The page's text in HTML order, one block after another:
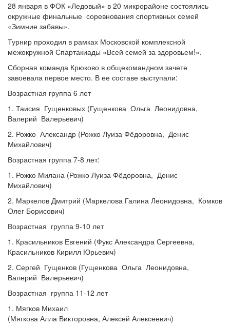
28 января в ФОК «Ледовый» в 20 микрорайоне состоялись
окружные финальные соревнования спортивных семей
«Зимние забавы».
Турнир проходил в рамках Московской комплексной
межокружной Спартакиады «Всей семей за здоровьем!».
Сборная команда Крюково в общекомандном зачете
завоевала первое место. В ее составе выступали:
Возрастная группа 6 лет
1. Таисия Гущенковых (Гущенкова Ольга Леонидовна,
Валерий Валерьевич)
2. Рожко Александр (Рожко Луиза Фёдоровна, Денис
Михайлович)
Возрастная группа 7-8 лет:
1. Рожко Милана (Рожко Луиза Фёдоровна, Денис
Михайлович)
2. Маркелов Дмитрий (Маркелова Галина Леонидовна, Комков
Олег Борисович)
Возрастная группа 9-10 лет
1. Красильников Евгений (Фукс Александра Сергеевна,
Красильников Кирилл Юрьевич)
2. Сергей Гущенков (Гущенкова Ольга Леонидовна,
Валерий Валерьевич)
Возрастная группа 11-12 лет
1. Мягков Михаил
(Мягкова Алла Викторовна, Алексей Алексеевич)